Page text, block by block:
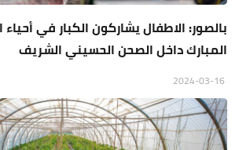
بالصور: الاطفال يشاركون الكبار في
المبارك داخل الصحن الحسيني الشريف